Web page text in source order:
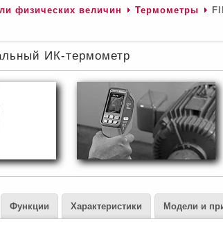
физических величин Термометры
ИК-термометр
Функции Характеристики Модели и